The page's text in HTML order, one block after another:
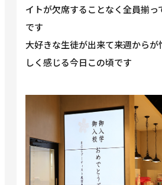
イトが欠席することなく全員揃
です
大好きな生徒が出来て来週から
しく感じる今日この頃です